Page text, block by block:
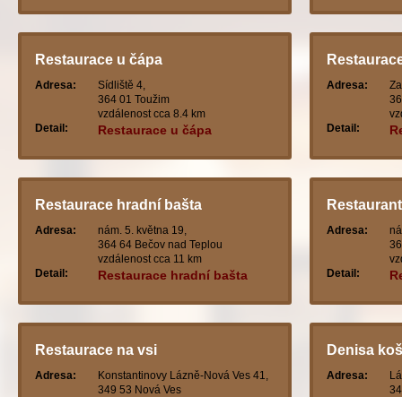
Restaurace u čápa
Adresa:
Sídliště 4,
364 01 Toužim
vzdálenost cca 8.4 km
Detail:
Restaurace u čápa
Adresa:
Detail:
Restaurace hradní bašta
Adresa:
nám. 5. května 19,
364 64 Bečov nad Teplou
vzdálenost cca 11 km
Detail:
Restaurace hradní bašta
Adresa:
Detail:
Restaurace na vsi
Adresa:
Konstantinovy Lázně-Nová Ves 41,
349 53 Nová Ves
Denisa
Adresa: